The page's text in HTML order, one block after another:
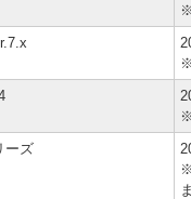
ーズ